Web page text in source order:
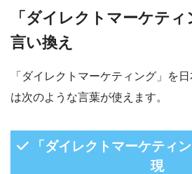
「ダイレクトマーケティ
言い換え
「ダイレクトマーケティング」を
は次のような言葉が使えます。
「ダイレクトマーケティ
現